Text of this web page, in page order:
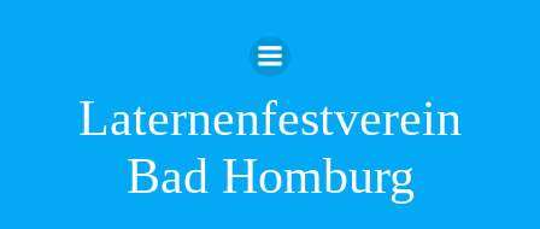
Inhalt
springen
Laternenfestverein
Bad Homburg